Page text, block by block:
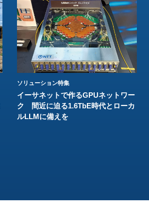
ソリューション特集
イーサネットで作るGPUネットワー
ク 間近に迫る1.6TbE時代とローカ
ルLLMに備えを